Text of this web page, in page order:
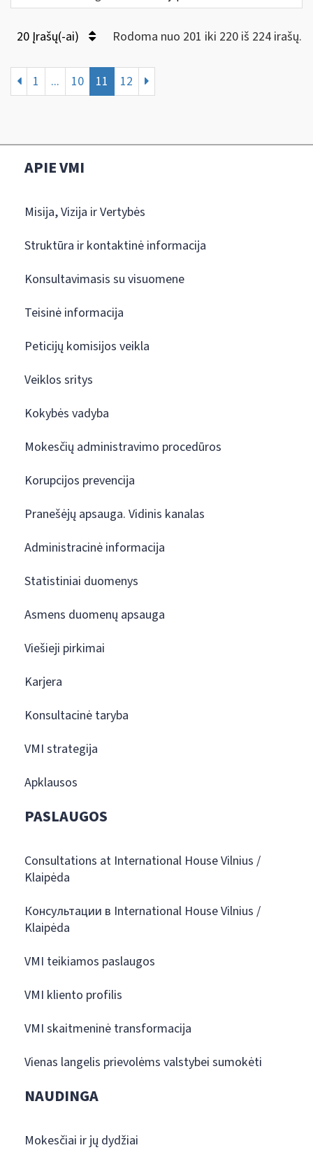
20 Įrašų(-ai) Rodoma nuo 201 iki 220 iš 224 irašų.
1 ... 10 11 12
APIE VMI
Misija, Vizija ir Vertybės
Struktūra ir kontaktinė informacija
Konsultavimasis su visuomene
Teisinė informacija
Peticijų komisijos veikla
Veiklos sritys
Kokybės vadyba
Mokesčių administravimo procedūros
Korupcijos prevencija
Pranešėjų apsauga. Vidinis kanalas
Administracinė informacija
Statistiniai duomenys
Asmens duomenų apsauga
Viešieji pirkimai
Karjera
Konsultacinė taryba
VMI strategija
Apklausos
PASLAUGOS
Consultations at International House Vilnius /
Klaipėda
Консультации в International House Vilnius /
Klaipėda
VMI teikiamos paslaugos
VMI kliento profilis
VMI skaitmeninė transformacija
Vienas langelis prievolėms valstybei sumokėti
NAUDINGA
Mokesčiai ir jų dydžiai